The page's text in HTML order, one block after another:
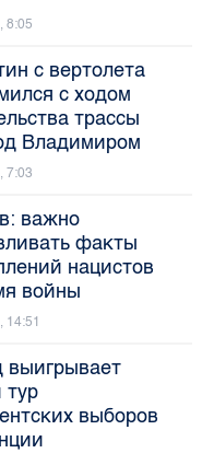
8:05
с вертолета
с ходом
трассы
Владимиром
7:03
важно
факты
нацистов
войны
14:51
выигрывает
тур
выборов